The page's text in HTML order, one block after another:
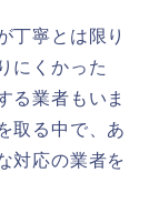
丁寧とは限り
にくかった
る業者もいま
取る中で、あ
対応の業者を